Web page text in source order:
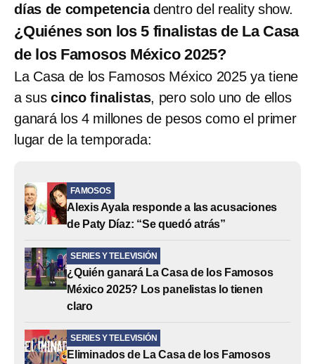
días de competenciadentro del reality show.
¿Quiénes son los 5 finalistas de La Casa
de los Famosos México 2025?
La Casa de los Famosos México 2025 ya tiene
a sus cinco finalistas, pero solo uno de ellos
ganará los 4 millones de pesos como el primer
lugar de la temporada:
FAMOSOS
Alexis Ayala responde a las acusaciones
de Paty Díaz: “Se quedó atrás”
SERIES Y TELEVISIÓN
¿Quién ganará La Casa de los Famosos
México 2025? Los panelistas lo tienen
claro
SERIES Y TELEVISIÓN
Eliminados de La Casa de los Famosos